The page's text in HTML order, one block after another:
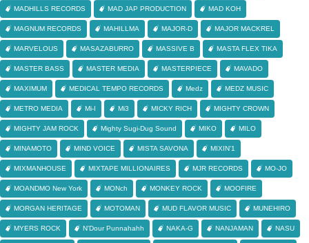
MADHILLS RECORDS MAD JAP PRODUCTION MAD KOH
MAGNUM RECORDS MAHILLMA MAJOR-D MAJOR MACKREL
MARVELOUS MASAZABURRO MASSIVE B MASTA FLEX TIKA
MASTER BASS MASTER MEDIA MASTERPIECE MAVADO
MAXIMUM MEDICAL TEMPO RECORDS Medz MEDZ MUSIC
METRO MEDIA Mi-I Mi3 MICKY RICH MIGHTY CROWN
MIGHTY JAM ROCK Mighty Sugi-Dug Sound MIKO MILO
MINAMOTO MIND VOICE MISTA SAVONA MIXIN'1
MIXMANHOUSE MIXTAPE MILLIONAIRES MJR RECORDS MO-JO
MOANDMO New York MONch MONKEY ROCK MOOFIRE
MORGAN HERITAGE MOTOMAN MUD FLAVOR MUSIC MUNEHIRO
MYERS ROCK N'Dour Punnahahh NAKA-G NANJAMAN NASU